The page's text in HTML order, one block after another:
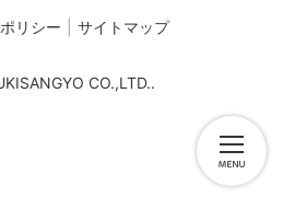
リシー サイトマップ
CO.,LTD..